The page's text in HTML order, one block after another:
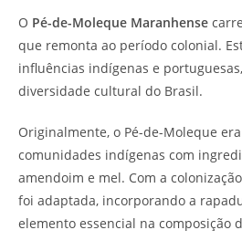
O Pé-de-Moleque Maranhense
que remonta ao período colonial.
influências indígenas e
diversidade cultural do Brasil.
Originalmente, o Pé-de-Moleque
comunidades indígenas com
amendoim e mel. Com a
foi adaptada, incorporando a
elemento essencial na composição